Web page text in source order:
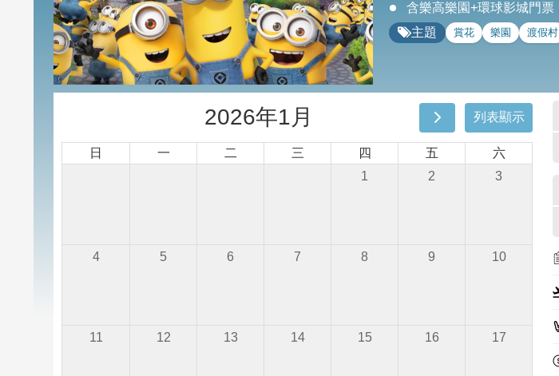
含樂高樂園+環球影城門票
主題
賞花 樂園 渡假村
2026年1月 列表顯示
日 一 二 三 四 五
六
1
2 3
4 5 6 7 8 9 10
11 12 13 14 15 16 17